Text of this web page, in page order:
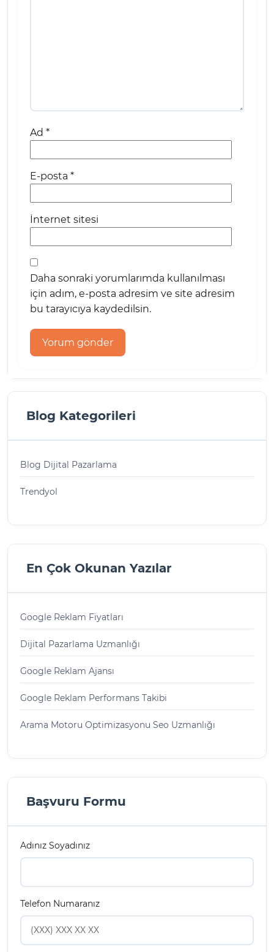
Ad *
E-posta *
İnternet sitesi
Daha sonraki yorumlarımda kullanılması
için adım, e-posta adresim ve site adresim
bu tarayıcıya kaydedilsin.
Blog Kategorileri
Blog Dijital Pazarlama
Trendyol
En Çok Okunan Yazılar
Google Reklam Fiyatları
Dijital Pazarlama Uzmanlığı
Google Reklam Ajansı
Google Reklam Performans Takibi
Arama Motoru Optimizasyonu Seo Uzmanlığı
Başvuru Formu
Adınız Soyadınız
Telefon Numaranız